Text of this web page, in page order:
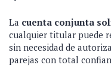
La cuenta conjunta
cualquier titular puede
sin necesidad de
parejas con total